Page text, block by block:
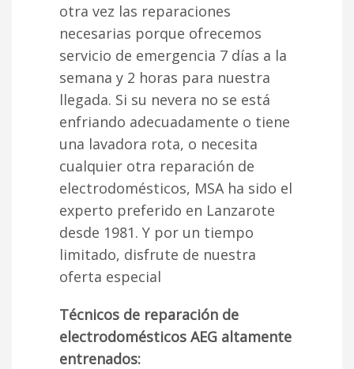
otra vez las reparaciones
necesarias porque ofrecemos
servicio de emergencia 7 días a la
semana y 2 horas para nuestra
llegada. Si su nevera no se está
enfriando adecuadamente o tiene
una lavadora rota, o necesita
cualquier otra reparación de
electrodomésticos, MSA ha sido el
experto preferido en Lanzarote
desde 1981. Y por un tiempo
limitado, disfrute de nuestra
oferta especial
Técnicos de reparación de
electrodomésticos AEG altamente
entrenados: